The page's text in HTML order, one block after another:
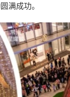
满成功。